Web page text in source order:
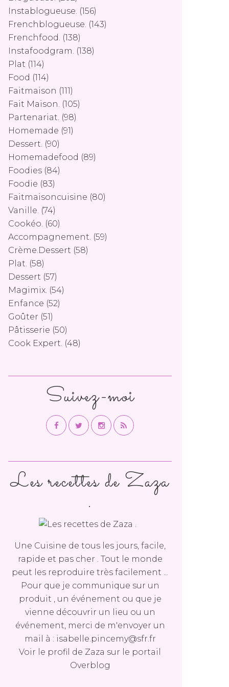
Instablogueuse. (156)
Frenchblogueuse. (143)
Frenchfood. (138)
Instafoodgram. (138)
Plat (114)
Food (114)
Faitmaison (111)
Fait Maison. (105)
Partenariat. (98)
Homemade (91)
Dessert. (90)
Homemadefood (89)
Foodies (84)
Foodie (83)
Faitmaisoncuisine (80)
Vanille. (74)
Cookéo. (60)
Accompagnement. (59)
Crème.dessert (58)
Plat. (58)
Dessert (57)
Magimix. (54)
Enfance (52)
Goûter (51)
Pâtisserie (50)
Cook Expert. (48)
Les recettes de Zaza
.
Une Cuisine de tous les jours, facile,
rapide et pas cher . Tout le monde
peut les reproduire très facilement ...
Pour que je communique sur un
produit , un événement ou que je
vienne découvrir un lieu ou un
événement, merci de m'envoyer un
mail à : isabelle.pincemy@sfr.fr
Voir le profil de Zaza sur le portail
Overblog
Suivez-moi